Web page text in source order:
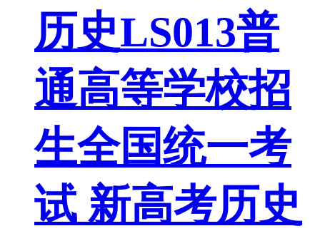
历史LS013普
通高等学校招
生全国统一考
试 新高考历史